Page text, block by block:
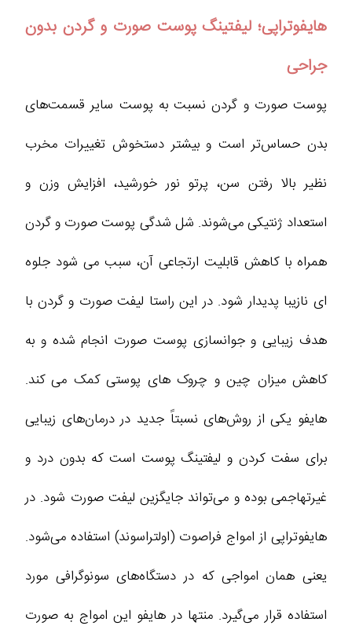
هایفوتراپی؛ لیفتینگ پوست صورت و گردن بدون
جراحی
پوست صورت و گردن نسبت به پوست سایر قسمت‌های
بدن حساس‌تر است و بیشتر دستخوش تغییرات مخرب
نظیر بالا رفتن سن، پرتو نور خورشید، افزایش وزن و
استعداد ژنتیکی می‌شوند. شل شدگی پوست صورت و گردن
همراه با کاهش قابلیت ارتجاعی آن، سبب می شود جلوه
ای نازیبا پدیدار شود. در این راستا لیفت صورت و گردن با
هدف زیبایی و جوانسازی پوست صورت انجام شده و به
کاهش میزان چین و چروک های پوستی کمک می کند.
هایفو یکی از روش‌های نسبتاً جدید در درمان‌های زیبایی
برای سفت کردن و لیفتینگ پوست است که بدون درد و
غیرتهاجمی بوده و می‌تواند جایگزین لیفت صورت شود. در
هایفوتراپی از امواج فراصوت (اولتراسوند) استفاده می‌شود.
یعنی همان امواجی که در دستگاه‌های سونوگرافی مورد
استفاده قرار می‌گیرد. منتها در هایفو این امواج به صورت